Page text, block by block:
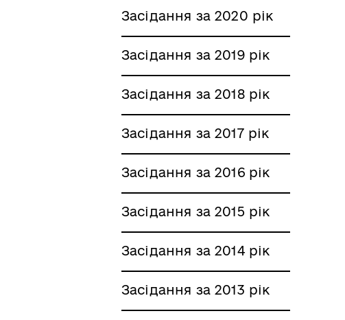
Засідання за 2020 рік
Засідання за 2019 рік
Засідання за 2018 рік
Засідання за 2017 рік
Засідання за 2016 рік
Засідання за 2015 рік
Засідання за 2014 рік
Засідання за 2013 рік